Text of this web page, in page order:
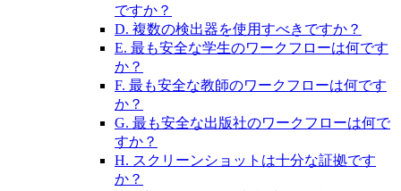
ですか？
D. 複数の検出器を使用すべきですか？
E. 最も安全な学生のワークフローは何です
か？
F. 最も安全な教師のワークフローは何です
か？
G. 最も安全な出版社のワークフローは何で
すか？
H. スクリーンショットは十分な証拠です
か？